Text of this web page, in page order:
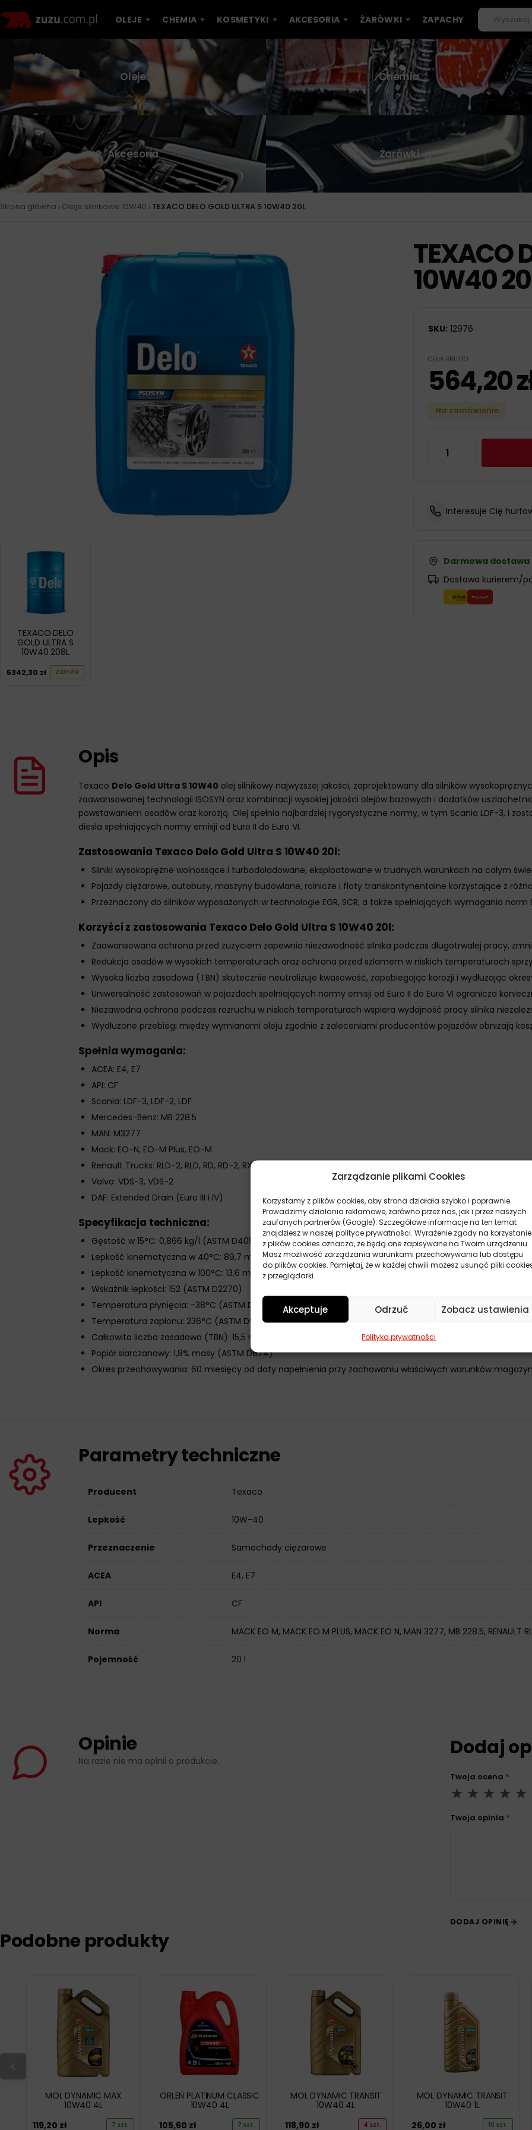
Zarządzanie plikami Cookies
Korzystamy z plików cookies, aby strona działała szybko i poprawnie.
Prowadzimy działania reklamowe, zarówno przez nas, jak i przez naszych
zaufanych partnerów (Google). Szczegółowe informacje na ten temat
znajdziesz w naszej polityce prywatności. Wyrażenie zgody na korzystanie
z plików cookies oznacza, że będą one zapisywane na Twoim urządzeniu.
Masz możliwość zarządzania warunkami przechowywania lub dostępu
do plików cookies. Pamiętaj, że w każdej chwili możesz usunąć pliki
z przeglądarki.
Akceptuje Odrzuć Zobacz ustawienia
Polityka prywatności
OLEJE CHEMIA KOSMETYKI AKCESORIA ŻARÓWKI ZAPACHY
Oleje Chemia
Akcesoria Żarówki
Strona główna › Oleje silnikowe 10W40 › TEXACO DELO GOLD ULTRA S 10W40 20L
TEXACO DELO
GOLD ULTRA S
10W40 208L
5342,30 zł Zamów
TEXACO
10W40
SKU: 12976
CENA BRUTTO
564,20
Na zamówienie
Interesuje Cię
Darmowa dostawa
Dostawa kurierem/
Opis
Texaco Delo Gold Ultra S 10W40 olej silnikowy najwyższej jakości, zaprojektowany dla silników
zaawansowanej technologii ISOSYN oraz kombinacji wysokiej jakości olejów bazowych i dodatków
powstawaniem osadów oraz korozją. Olej spełnia najbardziej rygorystyczne normy, w tym Scania LDF-3, i
diesla spełniających normy emisji od Euro II do Euro VI.
Zastosowania Texaco Delo Gold Ultra S 10W40 20l:
Silniki wysokoprężne wolnossące i turbodoładowane, eksploatowane w trudnych warunkach na całym
Pojazdy ciężarowe, autobusy, maszyny budowlane, rolnicze i floty transkontynentalne korzystające z
Przeznaczony do silników wyposażonych w technologie EGR, SCR, a także spełniających wymagania norm
Korzyści z zastosowania Texaco Delo Gold Ultra S 10W40 20l:
Zaawansowana ochrona przed zużyciem zapewnia niezawodność silnika podczas długotrwałej pracy,
Redukcja osadów w wysokich temperaturach oraz ochrona przed szlamem w niskich temperaturach
Wysoka liczba zasadowa (TBN) skutecznie neutralizuje kwasowość, zapobiegając korozji i wydłużając
Uniwersalność zastosowań w pojazdach spełniających normy emisji od Euro II do Euro VI ogranicza
Niezawodna ochrona podczas rozruchu w niskich temperaturach wspiera wydajność pracy silnika
Wydłużone przebiegi między wymianami oleju zgodnie z zaleceniami producentów pojazdów obniżają
Spełnia wymagania:
ACEA: E4, E7
API: CF
Scania: LDF-3, LDF-2, LDF
Mercedes-Benz: MB 228.5
MAN: M3277
Mack: EO-N, EO-M Plus, EO-M
Renault Trucks: RLD-2, RLD, RD, RD-2, RXD
Volvo: VDS-3, VDS-2
DAF: Extended Drain (Euro III i IV)
Specyfikacja techniczna:
Gęstość w 15°C: 0,866 kg/l (ASTM D4052)
Lepkość kinematyczna w 40°C: 89,7 mm²/s (ASTM D445)
Lepkość kinematyczna w 100°C: 13,6 mm²/s (ASTM D445)
Wskaźnik lepkości: 152 (ASTM D2270)
Temperatura płynięcia: -38°C (ASTM D5950)
Temperatura zapłonu: 236°C (ASTM D92)
Całkowita liczba zasadowa (TBN): 15,5 mg KOH/g (ASTM D2896)
Popiół siarczanowy: 1,8% masy (ASTM D874)
Okres przechowywania: 60 miesięcy od daty napełnienia przy zachowaniu właściwych warunków
Parametry techniczne
Producent Texaco
Lepkość 10W-40
Przeznaczenie Samochody ciężarowe
ACEA E4, E7
API CF
Norma MACK EO M, MACK EO M PLUS, MACK EO N, MAN 3277, MB 228.5,
Pojemność 20 l
Opinie
Na razie nie ma opinii o produkcie.
Dodaj
Twoja ocena *
Twoja opinia *
DODAJ OPINIĘ
Podobne produkty
MOL DYNAMIC MAX
10W40 4L
119,20 zł 7 szt.
ORLEN PLATINUM CLASSIC
10W40 4L
105,60 zł 7 szt.
MOL DYNAMIC TRANSIT
10W40 4L
118,90 zł 4 szt.
MOL DYNAMIC TRANSIT
10W40 1L
26,00 zł 10 szt.